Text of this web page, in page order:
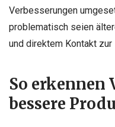
Verbesserungen
problematisch seien
und direktem Kontakt zur
So erkennen
bessere